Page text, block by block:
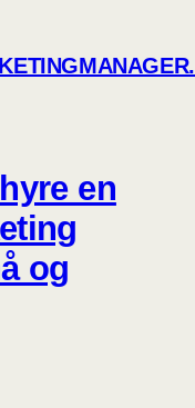
en
og